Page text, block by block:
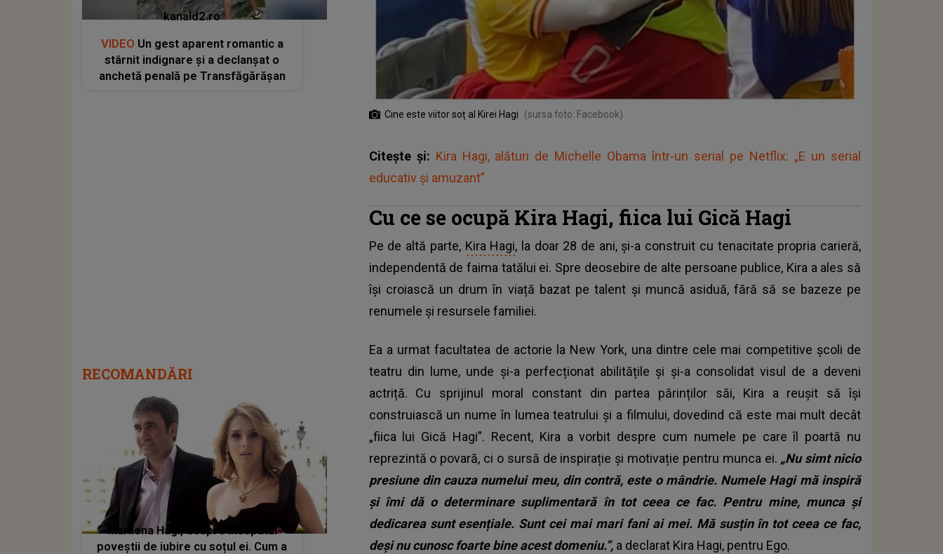
Cine este viitor soț al Kirei Hagi (sursa foto: Facebook)
Citește și: Kira Hagi, alături de Michelle Obama într-un serial pe Netflix: „E un serial
educativ și amuzant”
Cu ce se ocupă Kira Hagi, fiica lui Gică Hagi
Pe de altă parte, Kira Hagi, la doar 28 de ani, și-a construit cu tenacitate propria carieră,
independentă de faima tatălui ei. Spre deosebire de alte persoane publice, Kira a ales să
își croiască un drum în viață bazat pe talent și muncă asiduă, fără să se bazeze pe
renumele și resursele familiei.
Ea a urmat facultatea de actorie la New York, una dintre cele mai competitive școli de
teatru din lume, unde și-a perfecționat abilitățile și și-a consolidat visul de a deveni
actriță. Cu sprijinul moral constant din partea părinților săi, Kira a reușit să își
construiască un nume în lumea teatrului și a filmului, dovedind că este mai mult decât
„fiica lui Gică Hagi”. Recent, Kira a vorbit despre cum numele pe care îl poartă nu
reprezintă o povară, ci o sursă de inspirație și motivație pentru munca ei. „Nu simt nicio
presiune din cauza numelui meu, din contră, este o mândrie. Numele Hagi mă inspiră
și îmi dă o determinare suplimentară în tot ceea ce fac. Pentru mine, munca și
dedicarea sunt esențiale. Sunt cei mai mari fani ai mei. Mă susțin în tot ceea ce fac,
deși nu cunosc foarte bine acest domeniu.”, a declarat Kira Hagi, pentru Ego.
kanald2.ro
VIDEO Un gest aparent romantic a
stârnit indignare și a declanșat o
anchetă penală pe Transfăgărășan
RECOMANDĂRI
Marilena Hagi, despre începutul
poveștii de iubire cu soțul ei. Cum a